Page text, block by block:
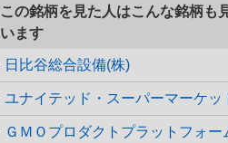
この銘柄を見た人はこんな銘柄も
います
日比谷総合設備(株)